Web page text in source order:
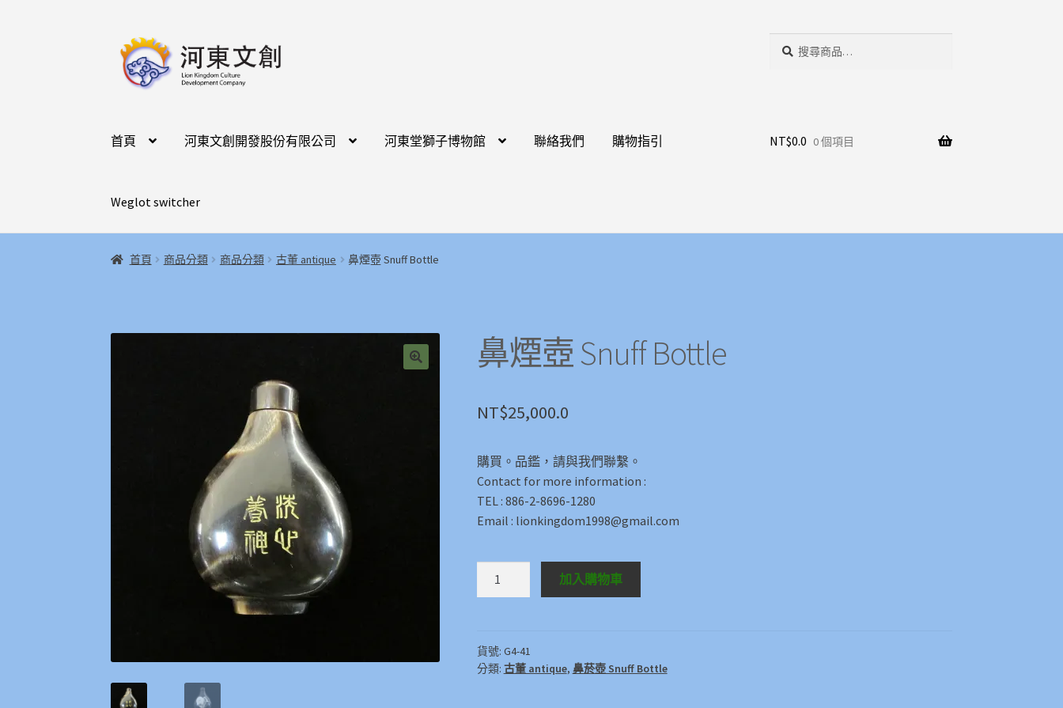
至
至
容
首頁 河東文創開發股份有限公司 河東堂獅子博物館 聯絡我們 購物指引
Weglot switcher
NT$0.0 0 個項目
首頁 商品分類 商品分類 古董 antique 鼻煙壺 Snuff Bottle
鼻煙壺 Snuff Bottle
NT$25,000.0
購買。品鑑，請與我們聯繫。
Contact for more information :
TEL : 886-2-8696-1280
Email : lionkingdom1998@gmail.com
Bottle
數
加入購物車
貨號: G4-41
分類: 古董 antique, 鼻菸壺 Snuff Bottle